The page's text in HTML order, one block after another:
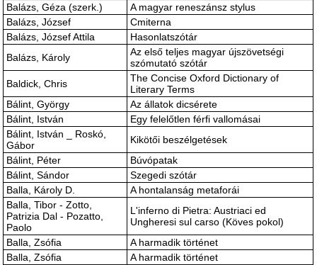
Balázs, Géza (szerk.)
A magyar reneszánsz stylus
Balázs, József
Cmiterna
Balázs, József Attila
Hasonlatszótár
Balázs, Károly
Az első teljes magyar újszövetségi
szómutató szótár
Baldick, Chris
The Concise Oxford Dictionary of
Literary Terms
Bálint, György
Az állatok dicsérete
Bálint, István
Egy felelőtlen férfi vallomásai
Bálint, István _ Roskó,
Gábor
Kikötői beszélgetések
Bálint, Péter
Búvópatak
Bálint, Sándor
Szegedi szótár
Balla, Károly D.
A hontalanság metaforái
Balla, Tibor - Zotto,
Patrizia Dal - Pozatto,
Paolo
L'inferno di Pietra: Austriaci ed
Ungheresi sul carso (Köves pokol)
Balla, Zsófia
A harmadik történet
Balla, Zsófia
A harmadik történet